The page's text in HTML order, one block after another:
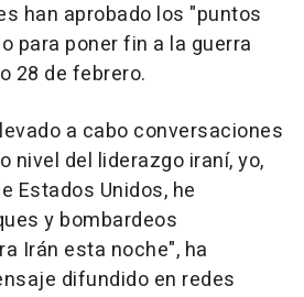
han aprobado los "puntos
para poner fin a la guerra
28 de febrero.
a cabo conversaciones
nivel del liderazgo iraní, yo,
Estados Unidos, he
y bombardeos
Irán esta noche", ha
difundido en redes